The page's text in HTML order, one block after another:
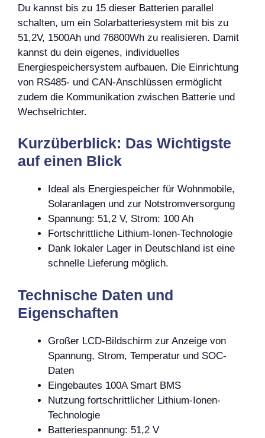
Du kannst bis zu 15 dieser Batterien parallel
schalten, um ein Solarbatteriesystem mit bis zu
51,2V, 1500Ah und 76800Wh zu realisieren. Damit
kannst du dein eigenes, individuelles
Energiespeichersystem aufbauen. Die Einrichtung
von RS485- und CAN-Anschlüssen ermöglicht
zudem die Kommunikation zwischen Batterie und
Wechselrichter.
Kurzüberblick: Das Wichtigste
auf einen Blick
Ideal als Energiespeicher für Wohnmobile,
Solaranlagen und zur Notstromversorgung
Spannung: 51,2 V, Strom: 100 Ah
Fortschrittliche Lithium-Ionen-Technologie
Dank lokaler Lager in Deutschland ist eine
schnelle Lieferung möglich.
Technische Daten und
Eigenschaften
Großer LCD-Bildschirm zur Anzeige von
Spannung, Strom, Temperatur und SOC-
Daten
Eingebautes 100A Smart BMS
Nutzung fortschrittlicher Lithium-Ionen-
Technologie
Batteriespannung: 51,2 V